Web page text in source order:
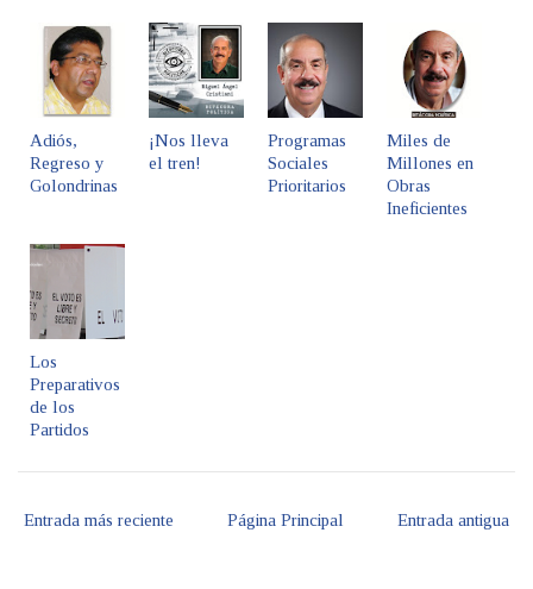
Adiós,
Regreso y
Golondrinas
¡Nos lleva
el tren!
Programas
Sociales
Prioritarios
Miles de
Millones en
Obras
Ineficientes
Los
Preparativos
de los
Partidos
Entrada más reciente Entrada antigua
Página Principal